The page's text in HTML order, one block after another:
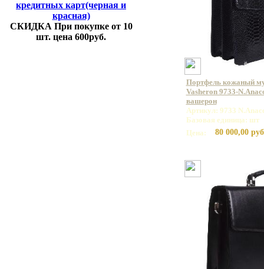
кредитных карт(черная и
красная)
СКИДКА При покупке от 10
шт. цена 600руб.
Портфель кожаный
Vasheron 9733-
вашерон
Артикул: 9733
Базовая единица: шт
Цена:
80 000,00